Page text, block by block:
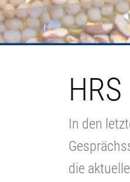
In den
die